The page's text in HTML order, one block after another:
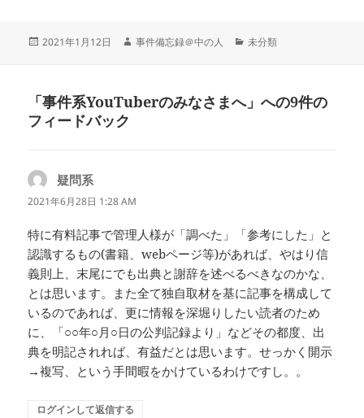
投
2021年1月12日
作
事件備忘録＠中の人
カ
ー
未分類
「事件系YouTuberのみなさまへ」への9件の
フィードバック
疑問系よ
り:
2021年6月28日 1:28 AM
特に有料記事で管理人様が「調べた」「参考にした」と
認識するもの(書籍、webページ等)があれば、やはり信
義則上、末尾にでも出典と謝辞を述べるべきなのかな、
とは思います。また全て独自取材を基に記事を構成して
いるのであれば、更に情報を深堀りしたい読者のため
に、「○○年○月○日の公判記録より」などその都度、出
典を明記されれば、有益だとは思います。せっかく開示
→複写、という手間暇をかけているわけですし。。
ログインして返信する